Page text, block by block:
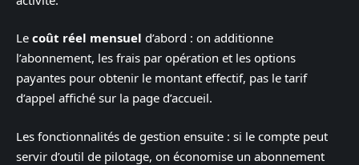
Le coût réel mensuel d’abord : on additionne
l’abonnement, les frais par opération et les options
payantes pour obtenir le montant effectif, pas le tarif
d’appel affiché sur la page d’accueil.
Les fonctionnalités de gestion ensuite : si le compte peut
servir d’outil de pilotage, on économise un abonnement